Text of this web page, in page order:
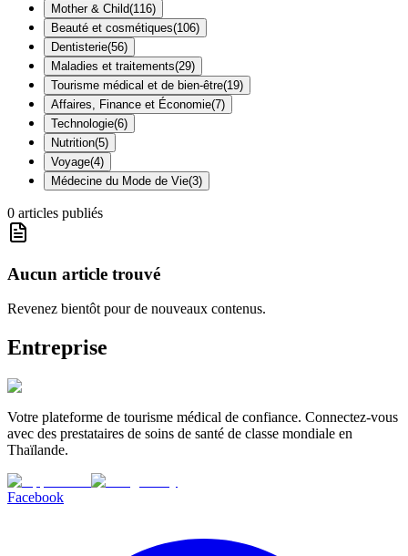
Mother & Child(116)
Beauté et cosmétiques(106)
Dentisterie(56)
Maladies et traitements(29)
Tourisme médical et de bien-être(19)
Affaires, Finance et Économie(7)
Technologie(6)
Nutrition(5)
Voyage(4)
Médecine du Mode de Vie(3)
0 articles publiés
Aucun article trouvé
Revenez bientôt pour de nouveaux contenus.
Entreprise
Votre plateforme de tourisme médical de confiance. Connectez-vous
avec des prestataires de soins de santé de classe mondiale en
Thaïlande.
Facebook